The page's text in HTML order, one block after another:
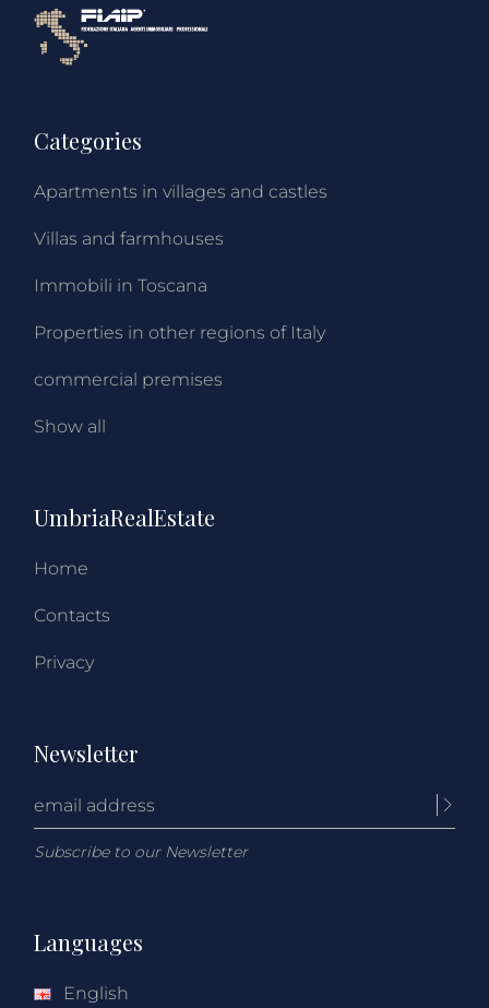
Categories
Apartments in villages and castles
Villas and farmhouses
Immobili in Toscana
Properties in other regions of Italy
commercial premises
Show all
UmbriaRealEstate
Home
Contacts
Privacy
Newsletter
Subscribe to our Newsletter
Languages
English